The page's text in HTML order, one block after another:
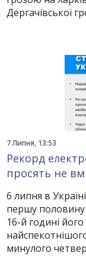
Дергачівської
7 Липня, 13:53
Рекорд
просять не
6 липня в
першу половину
16-й годині
минулого